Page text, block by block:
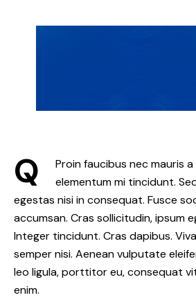
Q
Proin faucibus nec mauris
elementum mi tincidunt.
egestas nisi in consequat. Fusce
accumsan. Cras sollicitudin, ipsum
Integer tincidunt. Cras dapibus.
semper nisi. Aenean vulputate
leo ligula, porttitor eu, consequat
enim.